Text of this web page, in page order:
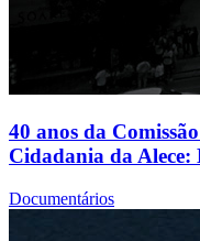
40 anos da
Cidadania da Alece:
Documentários